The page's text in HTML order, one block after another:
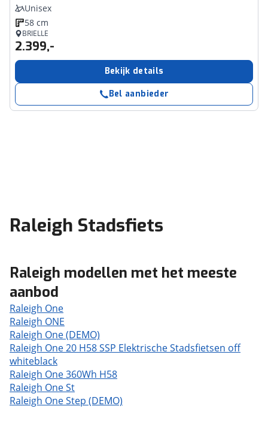
Unisex
58 cm
BRIELLE
2.399,-
Bekijk details
Bel aanbieder
Raleigh Stadsfiets
Raleigh modellen met het meeste
aanbod
Raleigh One
Raleigh ONE
Raleigh One (DEMO)
Raleigh One 20 H58 SSP Elektrische Stadsfietsen off
whiteblack
Raleigh One 360Wh H58
Raleigh One St
Raleigh One Step (DEMO)